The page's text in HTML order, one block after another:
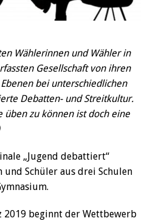
Wählerinnen und Wähler in
Gesellschaft von ihren
bei unterschiedlichen
Debatten- und Streitkultur.
üben zu können ist doch eine
„Jugend debattiert“
Schüler aus drei Schulen
2019 beginnt der Wettbewerb